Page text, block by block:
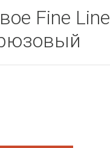
Fine Line